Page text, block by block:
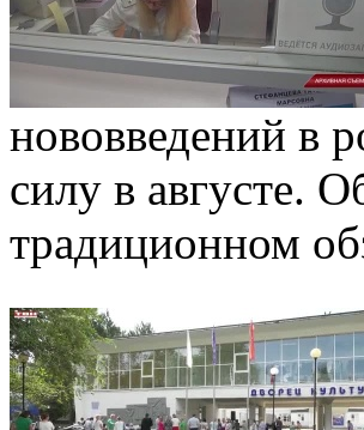
нововведений в
силу в августе.
традиционном